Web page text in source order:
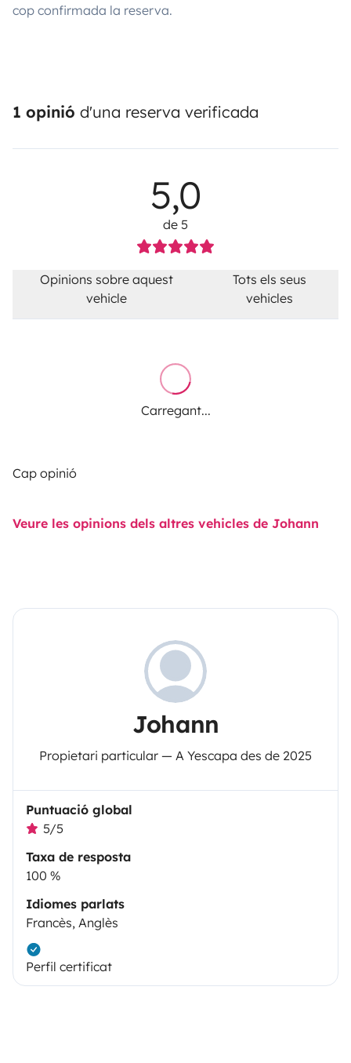
cop confirmada la reserva.
1 opinió d'una reserva verificada
5,0
de 5
Opinions sobre aquest
vehicle
Tots els seus
vehicles
Carregant...
Cap opinió
Veure les opinions dels altres vehicles de Johann
Johann
Propietari particular — A Yescapa des de 2025
Puntuació global
5/5
Taxa de resposta
100 %
Idiomes parlats
Francès, Anglès
Perfil certificat